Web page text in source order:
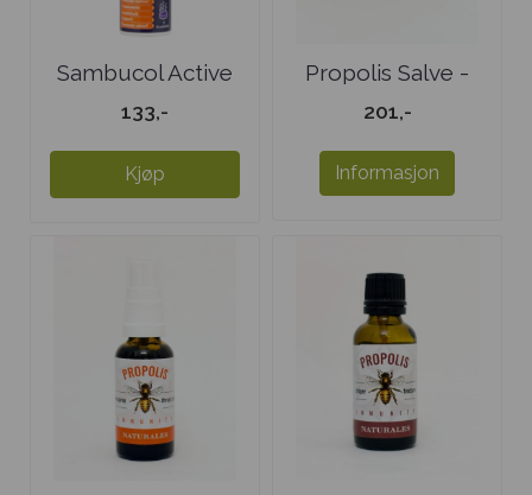
Sambucol Active
Defence ...
133,-
Kjøp
Propolis Salve -
UTSOLGT
201,-
Informasjon